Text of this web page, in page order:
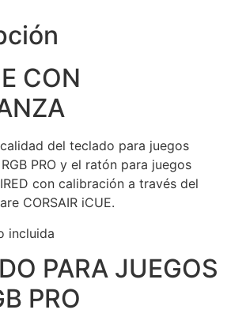
CON
del teclado para juegos
RGB PRO y el ratón para juegos
con calibración a través del
CORSAIR iCUE.
incluida
PARA JUEGOS
PRO